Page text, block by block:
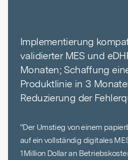
Implementierung
validierter MES und
Monaten; Schaffung
Produktlinie in 3
Reduzierung der
"Der Umstieg von einem
auf ein vollständig digitales
1 Million Dollar an